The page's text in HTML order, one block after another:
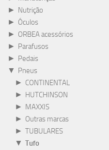
► Nutrição
► Óculos
► ORBEA acessórios
► Parafusos
► Pedais
▼ Pneus
► CONTINENTAL
► HUTCHINSON
► MAXXIS
► Outras marcas
► TUBULARES
▼ Tufo